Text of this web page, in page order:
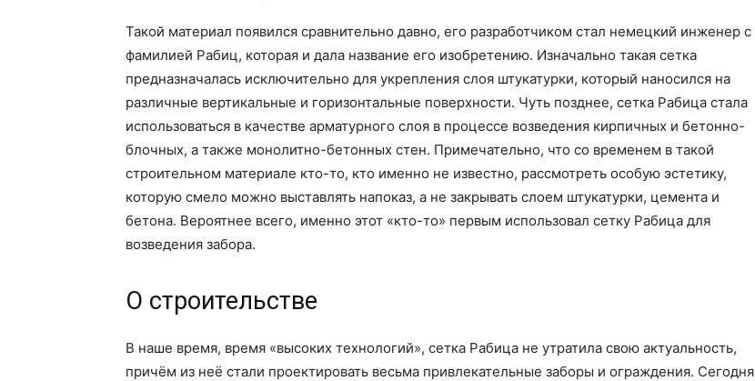
Такой материал появился сравнительно давно, его разработчиком стал немецкий инженер с
фамилией Рабиц, которая и дала название его изобретению. Изначально такая сетка
предназначалась исключительно для укрепления слоя штукатурки, который наносился на
различные вертикальные и горизонтальные поверхности. Чуть позднее, сетка Рабица стала
использоваться в качестве арматурного слоя в процессе возведения кирпичных и бетонно-
блочных, а также монолитно-бетонных стен. Примечательно, что со временем в такой
строительном материале кто-то, кто именно не известно, рассмотреть особую эстетику,
которую смело можно выставлять напоказ, а не закрывать слоем штукатурки, цемента и
бетона. Вероятнее всего, именно этот «кто-то» первым использовал сетку Рабица для
возведения забора.
О строительстве
В наше время, время «высоких технологий», сетка Рабица не утратила свою актуальность,
причём из неё стали проектировать весьма привлекательные заборы и ограждения. Сегодня